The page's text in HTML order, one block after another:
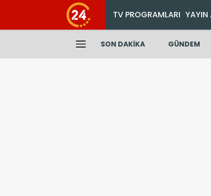
TV PROGRAMLARI YAYIN
SON DAKİKA GÜNDEM